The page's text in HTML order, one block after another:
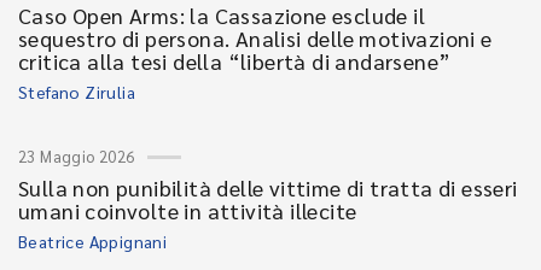
Caso Open Arms: la Cassazione esclude il
sequestro di persona. Analisi delle motivazioni e
critica alla tesi della “libertà di andarsene”
Stefano Zirulia
23 Maggio 2026
Sulla non punibilità delle vittime di tratta di esseri
umani coinvolte in attività illecite
Beatrice Appignani